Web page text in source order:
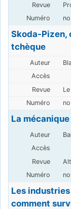
Skoda-Pizen,
tchèque
La
Les
comment